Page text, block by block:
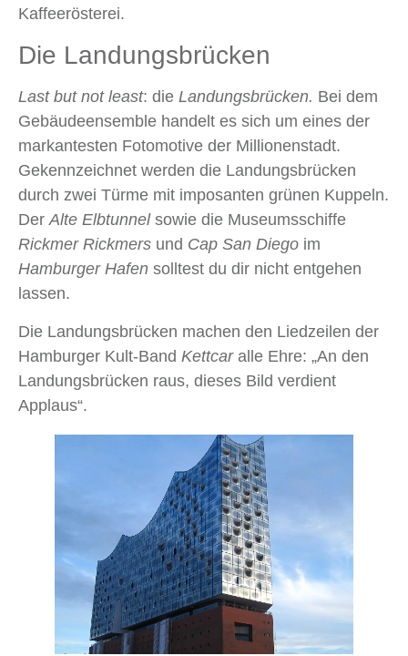
Kaffeerösterei.
Die Landungsbrücken
Last but not least: die Landungsbrücken. Bei dem
Gebäudeensemble handelt es sich um eines der
markantesten Fotomotive der Millionenstadt.
Gekennzeichnet werden die Landungsbrücken
durch zwei Türme mit imposanten grünen Kuppeln.
DerAlte Elbtunnelsowie die Museumsschiffe
Rickmer Rickmers und Cap San Diego im
Hamburger Hafen solltest du dir nicht entgehen
lassen.
Die Landungsbrücken machen den Liedzeilen der
Hamburger Kult-Band Kettcaralle Ehre: „An den
Landungsbrücken raus, dieses Bild verdient
Applaus“.